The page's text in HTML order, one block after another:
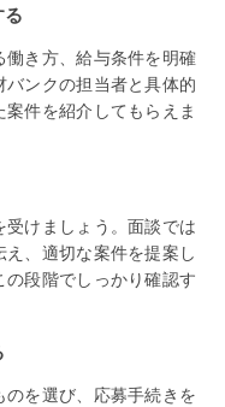
き方、給与条件を明確
ンクの担当者と具体的
件を紹介してもらえま
けましょう。面談では
、適切な案件を提案し
段階でしっかり確認す
を選び、応募手続きを